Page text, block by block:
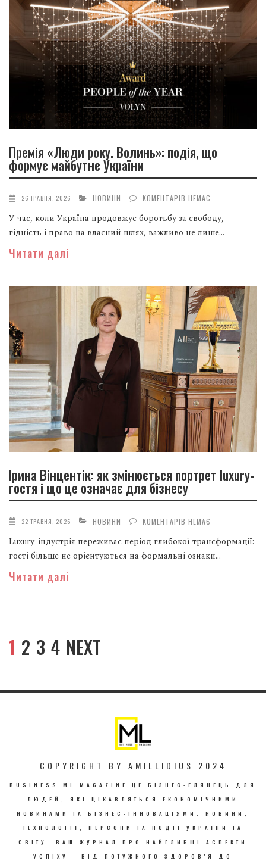
Премія «Люди року. Волинь»: подія, що
формує майбутнє України
26 ТРАВНЯ, 2026 НОВИНИ КОМЕНТАРІВ НЕМАЄ
У час, коли Україна продовжує боротьбу за свободу,
гідність і право на власний шлях, важливо не лише...
Читати далі
Ірина Вінцентік: як змінюється портрет luxury-
гостя і що це означає для бізнесу
22 ТРАВНЯ, 2026 НОВИНИ КОМЕНТАРІВ НЕМАЄ
Luxury-індустрія переживає період глибокої трансформації:
гості більше не орієнтуються на формальні ознаки...
Читати далі
1 2 3 4 NEXT
COPYRIGHT BY AMILLIDIUS 2024
BUSINESS ML MAGAZINE ЦЕ БІЗНЕС-ГЛЯНЕЦЬ ДЛЯ
ЛЮДЕЙ, ЯКІ ЦІКАВЛЯТЬСЯ ЕКОНОМІЧНИМИ
НОВИНАМИ ТА БІЗНЕС-ІННОВАЦІЯМИ. НОВИНИ,
ТЕХНОЛОГІЇ, ПЕРСОНИ ТА ПОДІЇ УКРАЇНИ ТА
СВІТУ. ВАШ ЖУРНАЛ ПРО НАЙГЛИБШІ АСПЕКТИ
УСПІХУ - ВІД ПОТУЖНОГО ЗДОРОВ'Я ДО